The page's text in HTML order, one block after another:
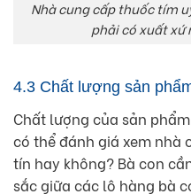
Nhà cung cấp thuốc tím
phải có xuất xứ
4.3 Chất lượng sản
Chất lượng của sản
có thể đánh giá xem nhà
tín hay không? Bà con
sắc giữa các lô hàng bà